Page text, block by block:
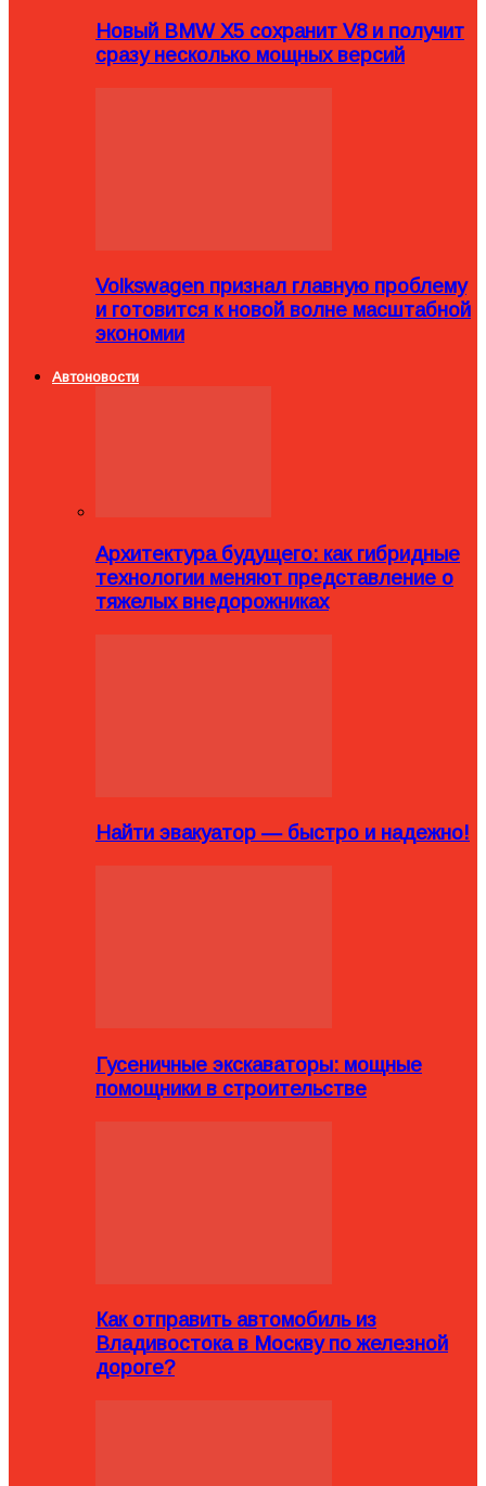
Новый BMW X5 сохранит V8 и получит
сразу несколько мощных версий
Volkswagen признал главную проблему
и готовится к новой волне масштабной
экономии
Автоновости
Архитектура будущего: как гибридные
технологии меняют представление о
тяжелых внедорожниках
Найти эвакуатор — быстро и надежно!
Гусеничные экскаваторы: мощные
помощники в строительстве
Как отправить автомобиль из
Владивостока в Москву по железной
дороге?